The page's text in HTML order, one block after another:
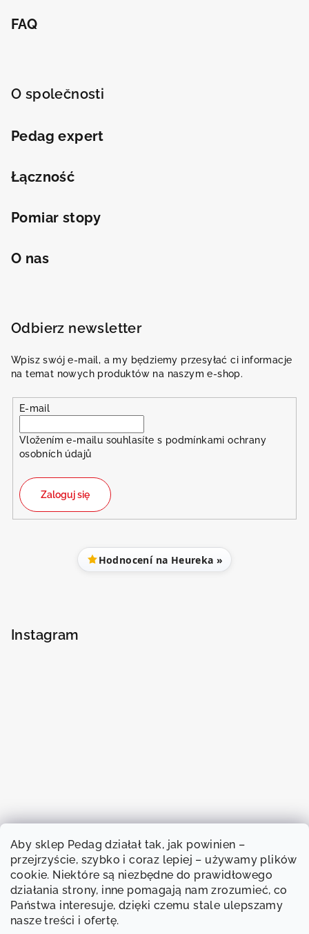
Aby sklep Pedag działał tak, jak powinien –
przejrzyście, szybko i coraz lepiej – używamy plików
cookie. Niektóre są niezbędne do prawidłowego
działania strony, inne pomagają nam zrozumieć, co
Państwa interesuje, dzięki czemu stale ulepszamy
nasze treści i ofertę.
FAQ
O společnosti
Pedag expert
Łączność
Pomiar stopy
O nas
Odbierz newsletter
Wpisz swój e-mail, a my będziemy przesyłać ci informacje
na temat nowych produktów na naszym e-shop.
E-mail
Vložením e-mailu souhlasíte s podmínkami ochrany
osobních údajů
Zaloguj się
Hodnocení na Heureka »
Instagram